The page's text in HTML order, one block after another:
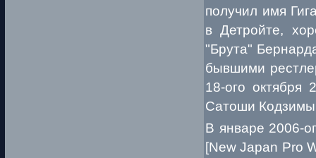
получил имя
в Детройте,
"Брута"
бывшими
18-ого октября
Сатоши Кодзимы
В январе 2006-
[New Japan Pro